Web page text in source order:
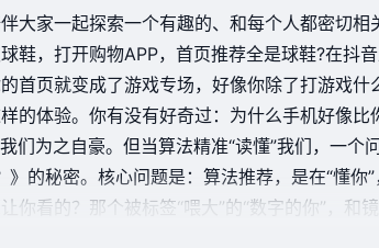
大家一起探索一个有趣的、和每个人都密切相
鞋，打开购物APP，首页推荐全是球鞋?在抖
页就变成了游戏专场，好像你除了打游戏什
体验。你有没有好奇过：为什么手机好像比
为之自豪。但当算法精准“读懂”我们，一个
的秘密。核心问题是：算法推荐，是在“懂你”
看的？那个被标签“喂大”的“数字的你”，和